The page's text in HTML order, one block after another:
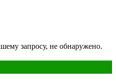
запросу, не обнаружено.